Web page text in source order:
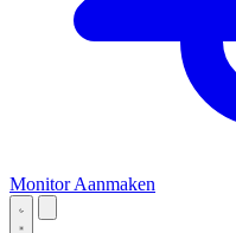
Monitor Aanmaken